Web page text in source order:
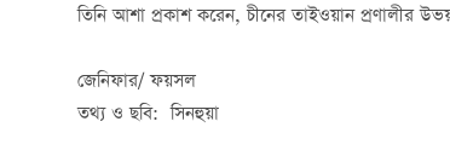
তিনি আশা প্রকাশ করেন, চীনের তাইওয়ান প্রণালীর
জেনিফার/ ফয়সল
তথ্য ও ছবি: সিনহুয়া